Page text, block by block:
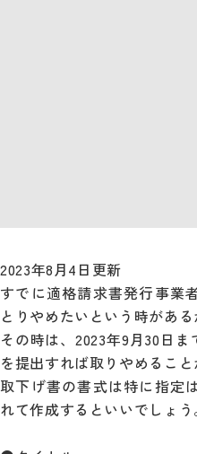
2023年8月4日更新
すでに適格請求書発行事業
とりやめたいという時がある
その時は、2023年9月30日ま
を提出すれば取りやめること
取下げ書の書式は特に指定
れて作成するといいでしょう